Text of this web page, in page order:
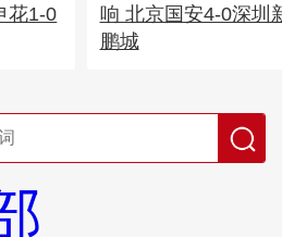
花1-0
响 北京国安4-0深圳
鹏城